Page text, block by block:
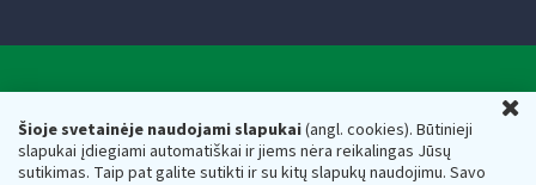
Šioje svetainėje naudojami slapukai(angl. cookies). Būtinieji
slapukai įdiegiami automatiškai ir jiems nėra reikalingas Jūsų
sutikimas. Taip pat galite sutikti ir su kitų slapukų naudojimu. Savo
Respublikos finansų ministerijos
Biudžetinė įstaiga. Juridinio asmens kodas — 188659752,